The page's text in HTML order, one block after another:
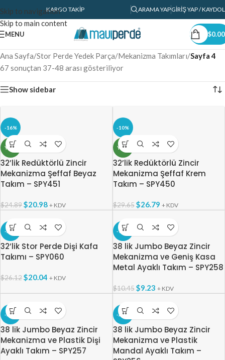
Skip to navigation
Skip to main content
KARGO TAKIP ARAMA YAPGIRIŞ YAP / KAYDOL
MENU $0.00
Ana Sayfa/Stor Perde Yedek Parça/Mekanizma Takımları/Sayfa 4
67 sonuçtan 37-48 arası gösteriliyor
Show sidebar
-16%
YENI
32’lik Redüktörlü Zincir
Mekanizma Şeffaf Beyaz
Takım – SPY451
$24.89$20.98 + KDV
-10%
YENI
32’lik Redüktörlü Zincir
Mekanizma Şeffaf Krem
Takım – SPY450
$29.65 $26.79 + KDV
-23%
32’lik Stor Perde Dişi Kafa
Takımı – SPY060
$26.12$20.04 + KDV
-12%
38 lik Jumbo Beyaz Zincir
Mekanizma ve Geniş Kasa
Metal Ayaklı Takım – SPY258
$10.45 $9.23 + KDV
-25%
38 lik Jumbo Beyaz Zincir
Mekanizma ve Plastik Dişi
Ayaklı Takım – SPY257
-22%
38 lik Jumbo Beyaz Zincir
Mekanizma ve Plastik
Mandal Ayaklı Takım –